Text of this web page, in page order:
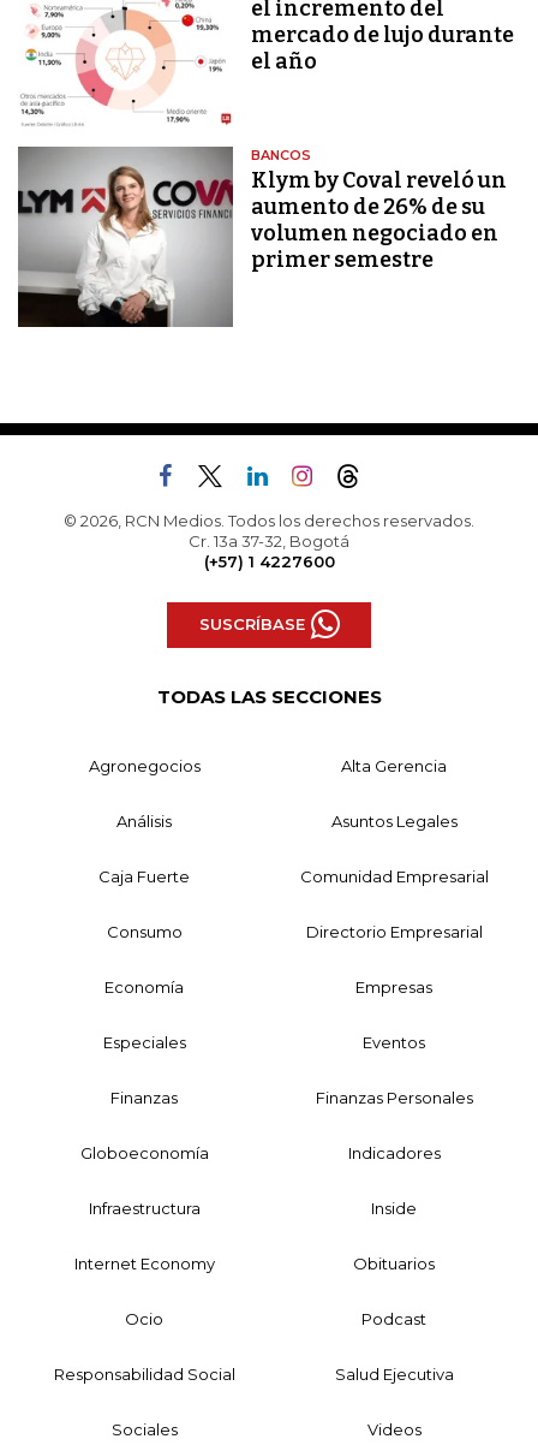
el incremento del
mercado de lujo durante
el año
BANCOS
Klym by Coval reveló un
aumento de 26% de su
volumen negociado en
primer semestre
© 2026, RCN Medios. Todos los derechos reservados.
Cr. 13a 37-32, Bogotá
(+57) 1 4227600
SUSCRÍBASE
TODAS LAS SECCIONES
Agronegocios Alta Gerencia
Análisis Asuntos Legales
Caja Fuerte Comunidad Empresarial
Consumo Directorio Empresarial
Economía Empresas
Especiales Eventos
Finanzas Finanzas Personales
Globoeconomía Indicadores
Infraestructura Inside
Internet Economy Obituarios
Ocio Podcast
Responsabilidad Social Salud Ejecutiva
Sociales Videos